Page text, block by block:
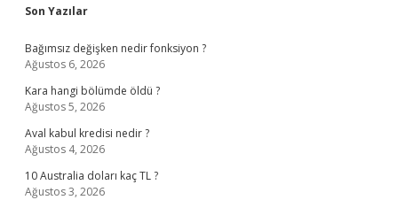
Sidebar
Son Yazılar
Bağımsız değişken nedir fonksiyon ?
Ağustos 6, 2026
Kara hangi bölümde öldü ?
Ağustos 5, 2026
Aval kabul kredisi nedir ?
Ağustos 4, 2026
10 Australia doları kaç TL ?
Ağustos 3, 2026